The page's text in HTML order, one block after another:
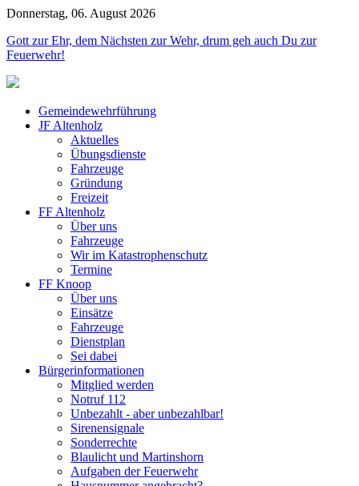
Donnerstag, 06. August 2026
Gott zur Ehr, dem Nächsten zur Wehr, drum geh auch Du zur
Feuerwehr!
Gemeindewehrführung
JF Altenholz
Aktuelles
Übungsdienste
Fahrzeuge
Gründung
Freizeit
FF Altenholz
Über uns
Fahrzeuge
Wir im Katastrophenschutz
Termine
FF Knoop
Über uns
Einsätze
Fahrzeuge
Dienstplan
Sei dabei
Bürgerinformationen
Mitglied werden
Notruf 112
Unbezahlt - aber unbezahlbar!
Sirenensignale
Sonderrechte
Blaulicht und Martinshorn
Aufgaben der Feuerwehr
Jahr
Monat
Jahr
Monat